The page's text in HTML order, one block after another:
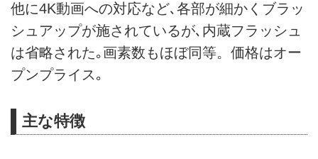
他に4K動画への対応など､各部が細かくブラッ
シュアップが施されているが､内蔵フラッシュ
は省略された｡画素数もほぼ同等。価格はオー
プンプライス｡
主な特徴